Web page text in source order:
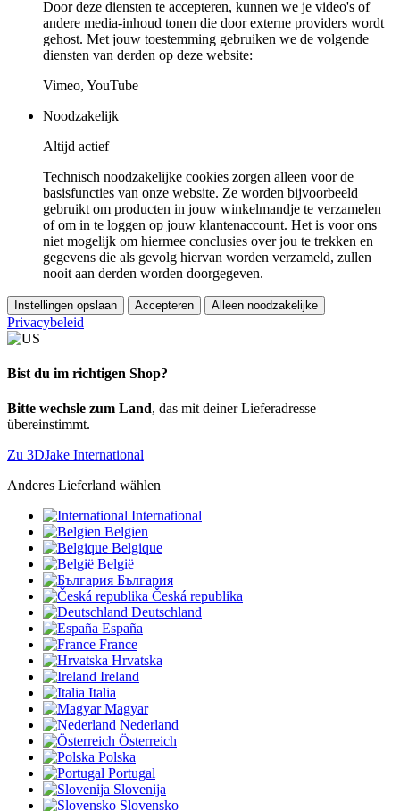
Door deze diensten te accepteren, kunnen we je video's of
andere media-inhoud tonen die door externe providers wordt
gehost. Met jouw toestemming gebruiken we de volgende
diensten van derden op deze website:
Vimeo, YouTube
Noodzakelijk
Altijd actief
Technisch noodzakelijke cookies zorgen alleen voor de
basisfuncties van onze website. Ze worden bijvoorbeeld
gebruikt om producten in jouw winkelmandje te verzamelen
of om in te loggen op jouw klantenaccount. Het is voor ons
niet mogelijk om hiermee conclusies over jou te trekken en
gegevens die als gevolg hiervan worden verzameld, zullen
nooit aan derden worden doorgegeven.
Instellingen opslaan Accepteren Alleen noodzakelijke
Privacybeleid
Bist du im richtigen Shop?
Bitte wechsle zum Land, das mit deiner Lieferadresse
übereinstimmt.
Zu 3DJake International
Anderes Lieferland wählen
International
Belgien
Belgique
België
България
Česká republika
Deutschland
España
France
Hrvatska
Ireland
Italia
Magyar
Nederland
Österreich
Polska
Portugal
Slovenija
Slovensko